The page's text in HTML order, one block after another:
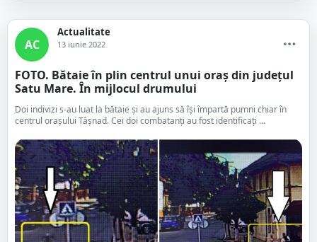
AC
Actualitate
13 iunie 2022
FOTO. Bătaie în plin centrul unui oraș din județul
Satu Mare. În mijlocul drumului
Doi indivizi s-au luat la bătaie și au ajuns să își împartă pumni chiar în
centrul orașului Tășnad. Cei doi combatanți au fost identificați ...